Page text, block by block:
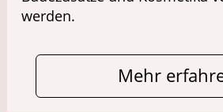
werden.
Mehr